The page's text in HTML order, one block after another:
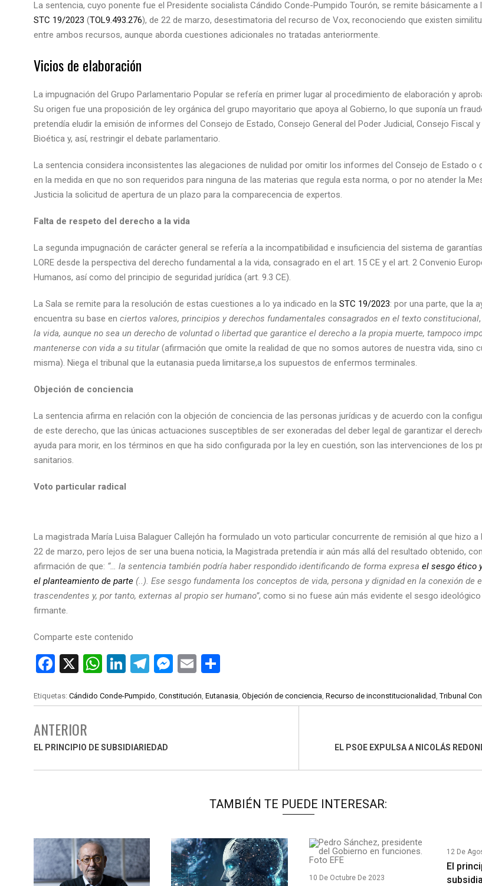
La sentencia, cuyo ponente fue el Presidente socialista Cándido Conde-Pumpido Tourón, se remite básicamente a
STC 19/2023 (TOL9.493.276), de 22 de marzo, desestimatoria del recurso de Vox, reconociendo que existen
entre ambos recursos, aunque aborda cuestiones adicionales no tratadas anteriormente.
Vicios de elaboración
La impugnación del Grupo Parlamentario Popular se refería en primer lugar al procedimiento de elaboración y
Su origen fue una proposición de ley orgánica del grupo mayoritario que apoya al Gobierno, lo que suponía un
pretendía eludir la emisión de informes del Consejo de Estado, Consejo General del Poder Judicial, Consejo Fiscal
Bioética y, así, restringir el debate parlamentario.
La sentencia considera inconsistentes las alegaciones de nulidad por omitir los informes del Consejo de Estado o
en la medida en que no son requeridos para ninguna de las materias que regula esta norma, o por no atender la
Justicia la solicitud de apertura de un plazo para la comparecencia de expertos.
Falta de respeto del derecho a la vida
La segunda impugnación de carácter general se refería a la incompatibilidad e insuficiencia del sistema de
LORE desde la perspectiva del derecho fundamental a la vida, consagrado en el art. 15 CE y el art. 2 Convenio
Humanos, así como del principio de seguridad jurídica (art. 9.3 CE).
La Sala se remite para la resolución de estas cuestiones a lo ya indicado en la STC 19/2023: por una parte, que la
encuentra su base en ciertos valores, principios y derechos fundamentales consagrados en el texto constitucional
la vida, aunque no sea un derecho de voluntad o libertad que garantice el derecho a la propia muerte, tampoco
mantenerse con vida a su titular(afirmación que omite la realidad de que no somos autores de nuestra vida, sino
misma). Niega el tribunal que la eutanasia pueda limitarse,a los supuestos de enfermos terminales.
Objeción de conciencia
La sentencia afirma en relación con la objeción de conciencia de las personas jurídicas y de acuerdo con la
de este derecho, que las únicas actuaciones susceptibles de ser exoneradas del deber legal de garantizar el
ayuda para morir, en los términos en que ha sido configurada por la ley en cuestión, son las intervenciones de los
sanitarios.
Voto particular radical
La magistrada María Luisa Balaguer Callejón ha formulado un voto particular concurrente de remisión al que hizo a
22 de marzo, pero lejos de ser una buena noticia, la Magistrada pretendía ir aún más allá del resultado obtenido,
afirmación de que: “… la sentencia también podría haber respondido identificando de forma expresa el sesgo ético
el planteamiento de parte (..). Ese sesgo fundamenta los conceptos de vida, persona y dignidad en la conexión de
trascendentes y, por tanto, externas al propio ser humano”, como si no fuese aún más evidente el sesgo
firmante.
Comparte este contenido
F
ce
b
o
o
k
X
W
at
A
p
p
Li
ke
n
T
e
a
m
M
se
E
ail m
Etiquetas: Cándido Conde-Pumpido, Constitución, Eutanasia, Objeción de conciencia, Recurso de inconstitucionalidad,Tribunal
ANTERIOR
EL PRINCIPIO DE SUBSIDIARIEDAD
EL PSOE EXPULSA A NICOLÁS
TAMBIÉN TE PUEDE INTERESAR:
10 De Octubre De 2023
12 De
El